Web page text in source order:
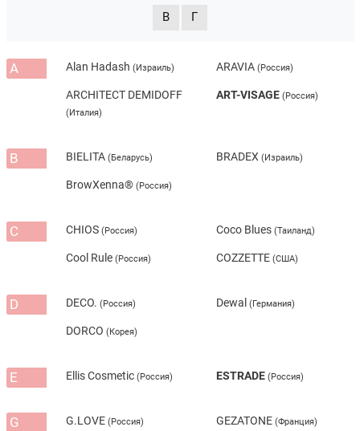
В Г
A Alan Hadash(Израиль) ARAVIA (Россия)
ARCHITECT DEMIDOFF
(Италия)
ART-VISAGE (Россия)
B BIELITA(Беларусь) BRADEX (Израиль)
BrowXenna®(Россия)
C CHIOS(Россия) Coco Blues (Таиланд)
Cool Rule(Россия) COZZETTE (США)
D DECO.(Россия) Dewal (Германия)
DORCO(Корея)
E Ellis Cosmetic(Россия) ESTRADE (Россия)
G G.LOVE(Россия) GEZATONE (Франция)